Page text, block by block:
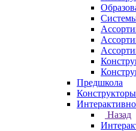
Предшкола
Назад